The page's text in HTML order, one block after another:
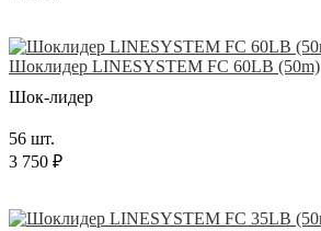
Шоклидер LINESYSTEM FC 60LB (50m)
Шок-лидер
56 шт.
3 750 ₽